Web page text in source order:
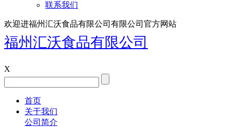
联系我们
欢迎进福州汇沃食品有限公司有限公司官方网站
福州汇沃食品有限公司
X
首页
关于我们
公司简介